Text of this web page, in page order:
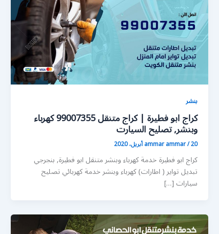
بنشر
كراج ابو فطيرة | كراج متنقل 99007355 كهرباء
وبنشر, تصليح السيارت
ammar ammar/20 أبريل، 2020
كراج ابو فطيرة خدمة كهرباء وبنشر متنقل ابو فطيرة, بنجرجي
تبديل تواير ( اطارات) كهرباء وبنشر خدمة كهربائي تصليح
سيارات […]